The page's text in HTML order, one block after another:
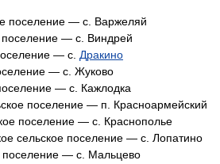
поселение — с. Варжеляй
поселение — с. Виндрей
— с. Дракино
— с. Жуково
— с. Кажлодка
поселение — п. Красноармейский
поселение — с. Краснополье
сельское поселение — с. Лопатино
поселение — с. Мальцево